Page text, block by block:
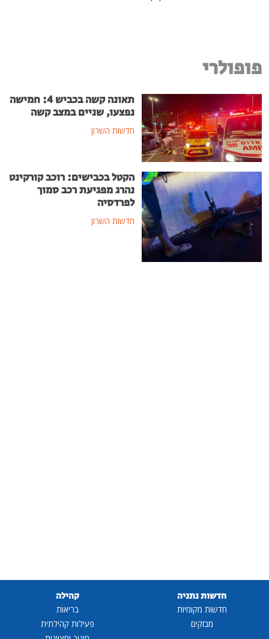
פופולרי
תאונה קשה בכביש 4: חמישה
נפצעו, שניים במצב קשה
חדשות השרון
הקטל בכבישים: רוכב קורקינט
נהרג מפגיעת רכב סמוך
לפרדסיה
חדשות השרון
חדשות נתניה
חדשות מקומיות
מבזקים
קהילה
בריאות
פעילות קהילתית